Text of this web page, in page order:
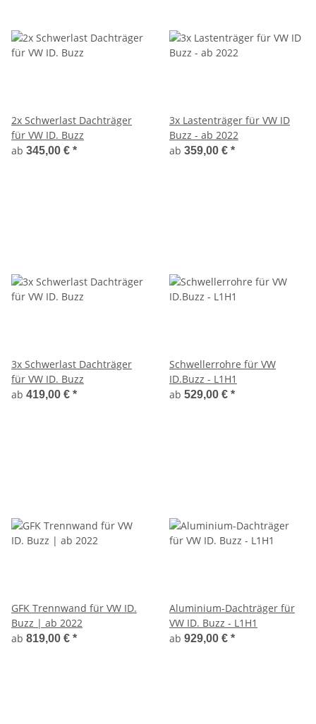
2x Schwerlast Dachträger
für VW ID. Buzz
ab 345,00 € *
3x Lastenträger für VW ID
Buzz - ab 2022
ab 359,00 € *
3x Schwerlast Dachträger
für VW ID. Buzz
ab 419,00 € *
Schwellerrohre für VW
ID.Buzz - L1H1
ab 529,00 € *
GFK Trennwand für VW ID.
Buzz | ab 2022
ab 819,00 € *
Aluminium-Dachträger für
VW ID. Buzz - L1H1
ab 929,00 € *